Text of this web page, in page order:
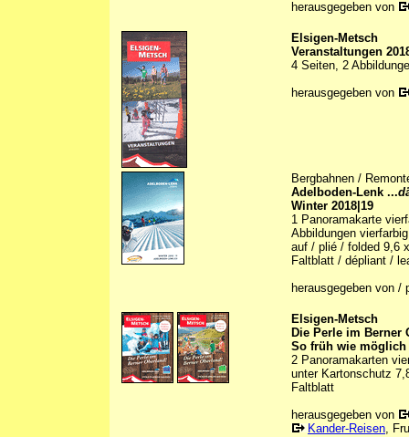
herausgegeben von
Elsigen-Metsch
Veranstaltungen
4 Seiten, 2
herausgegeben von
Bergbahnen /
Adelboden-Lenk ...
Winter 2018|19
1 Panoramakarte
Abbildungen
auf / plié / folded 9,6
Faltblatt / dépliant /
herausgegeben von
Elsigen-Metsch
Die Perle im Berner
So früh wie möglich
2 Panoramakarten
unter Kartonschutz
Faltblatt
herausgegeben von
Kander-Reisen,